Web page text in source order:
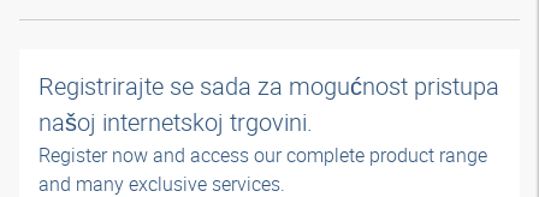
Registrirajte se sada za mogućnost pristupa
našoj internetskoj trgovini.
Register now and access our complete product range
and many exclusive services.